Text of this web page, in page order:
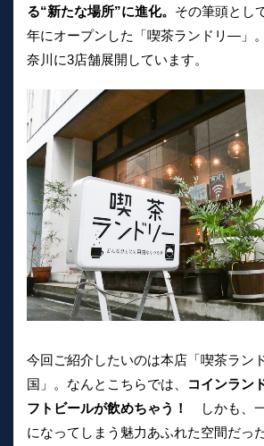
る“新たな場所”に進化。 その筆頭とし
年にオープンした「喫茶ランドリ―」
奈川に3店舗展開しています。
今回ご紹介したいのは本店「喫茶ラン
国」。なんとこちらでは、
コインラン
フトビールが飲めちゃう！
しかも、
になってしまう魅力あふれた空間だっ